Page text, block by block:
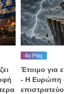
4ο Ράιχ
Έτοιμο για
- Η Ευρώπη